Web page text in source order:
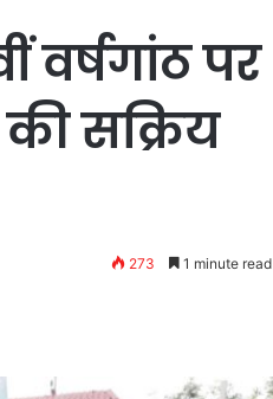
वर्षगांठ पर
सक्रिय
273 1 minute read